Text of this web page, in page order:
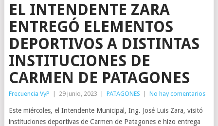
EL INTENDENTE ZARA
ENTREGÓ ELEMENTOS
DEPORTIVOS A DISTINTAS
INSTITUCIONES DE
CARMEN DE PATAGONES
Frecuencia VyP 29 junio, 2023 PATAGONES No hay comentarios
Este miércoles, el Intendente Municipal, Ing. José Luis Zara, visitó
instituciones deportivas de Carmen de Patagones e hizo entrega